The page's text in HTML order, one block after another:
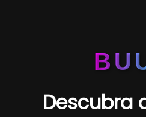
Descubra